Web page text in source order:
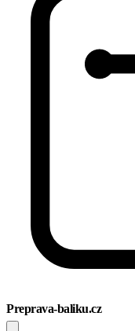
Preprava-baliku.cz